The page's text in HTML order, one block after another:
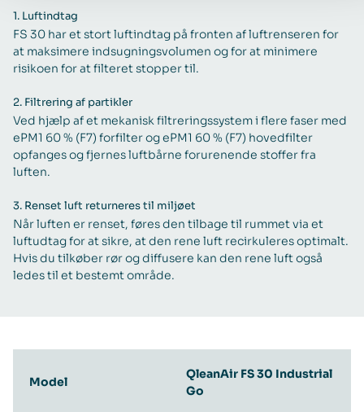
1. Luftindtag
FS 30 har et stort luftindtag på fronten af luftrenseren for
at maksimere indsugningsvolumen og for at minimere
risikoen for at filteret stopper til.
2. Filtrering af partikler
Ved hjælp af et mekanisk filtreringssystem i flere faser med
ePM1 60 % (F7) forfilter og ePM1 60 % (F7) hovedfilter
opfanges og fjernes luftbårne forurenende stoffer fra
luften.
3. Renset luft returneres til miljøet
Når luften er renset, føres den tilbage til rummet via et
luftudtag for at sikre, at den rene luft recirkuleres optimalt.
Hvis du tilkøber rør og diffusere kan den rene luft også
ledes til et bestemt område.
Model
QleanAir FS 30 Industrial
Go